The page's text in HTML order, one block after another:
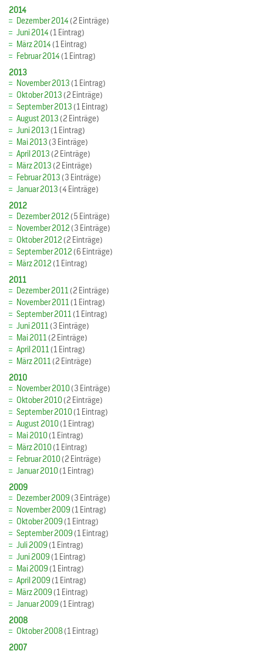
2014
Dezember 2014(2 Einträge)
Juni 2014(1 Eintrag)
März 2014(1 Eintrag)
Februar 2014(1 Eintrag)
2013
November 2013(1 Eintrag)
Oktober 2013(2 Einträge)
September 2013(1 Eintrag)
August 2013(2 Einträge)
Juni 2013(1 Eintrag)
Mai 2013(3 Einträge)
April 2013(2 Einträge)
März 2013(2 Einträge)
Februar 2013(3 Einträge)
Januar 2013(4 Einträge)
2012
Dezember 2012(5 Einträge)
November 2012(3 Einträge)
Oktober 2012(2 Einträge)
September 2012(6 Einträge)
März 2012(1 Eintrag)
2011
Dezember 2011(2 Einträge)
November 2011(1 Eintrag)
September 2011(1 Eintrag)
Juni 2011(3 Einträge)
Mai 2011(2 Einträge)
April 2011(1 Eintrag)
März 2011(2 Einträge)
2010
November 2010(3 Einträge)
Oktober 2010(2 Einträge)
September 2010(1 Eintrag)
August 2010(1 Eintrag)
Mai 2010(1 Eintrag)
März 2010(1 Eintrag)
Februar 2010(2 Einträge)
Januar 2010(1 Eintrag)
2009
Dezember 2009(3 Einträge)
November 2009(1 Eintrag)
Oktober 2009(1 Eintrag)
September 2009(1 Eintrag)
Juli 2009(1 Eintrag)
Juni 2009(1 Eintrag)
Mai 2009(1 Eintrag)
April 2009(1 Eintrag)
März 2009(1 Eintrag)
Januar 2009(1 Eintrag)
2008
Oktober 2008(1 Eintrag)
2007